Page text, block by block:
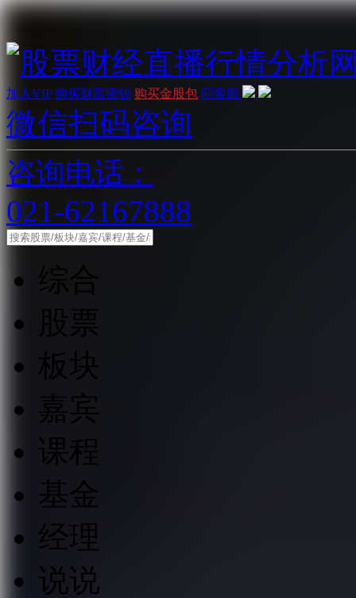
加入VIP 购买财富密钥 购买金股包 问客服
微信扫码咨询
咨询电话：
021-62167888
板块
嘉宾
课程
基金
经理
说说